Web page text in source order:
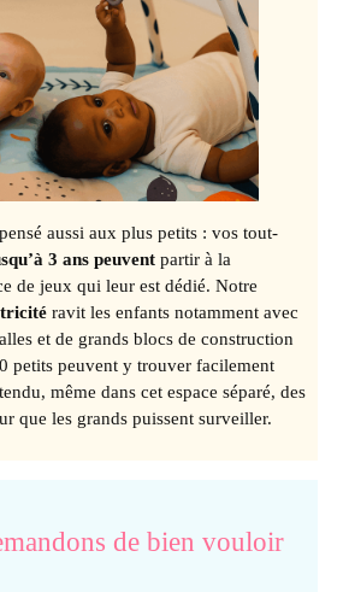
aussi aux plus petits : vos tout-
3 ans peuvent partir à la
de jeux qui leur est dédié. Notre
ravit les enfants notamment avec
et de grands blocs de construction
petits peuvent y trouver facilement
même dans cet espace séparé, des
que les grands puissent surveiller.
de bien vouloir